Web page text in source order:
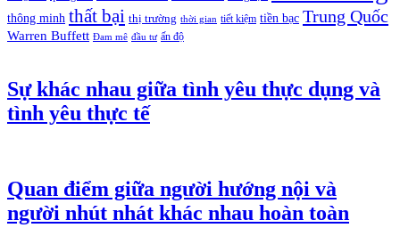
thông minh thất bại thị trường thời gian tiết kiệm tiền bạc Trung Quốc
Warren Buffett Đam mê đầu tư ấn độ
Sự khác nhau giữa tình yêu thực dụng và
tình yêu thực tế
Quan điểm giữa người hướng nội và
người nhút nhát khác nhau hoàn toàn